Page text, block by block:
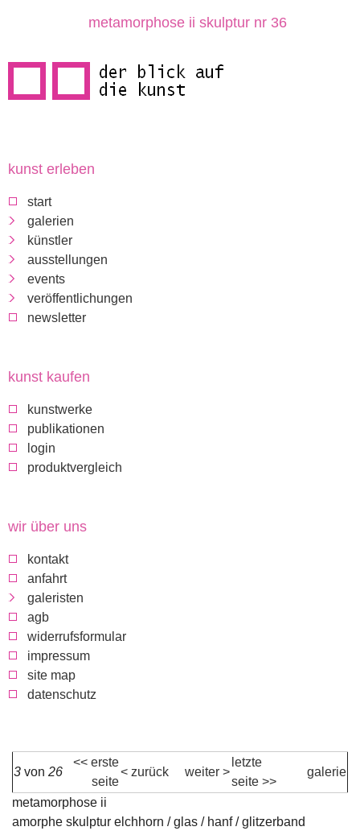
inhalt
metamorphose ii skulptur nr 36
d
e
r
b
i
c
k
u
f
d
i
e
u
n
kunst erleben
start
galerien
künstler
ausstellungen
events
veröffentlichungen
newsletter
kunst kaufen
kunstwerke
publikationen
login
produktvergleich
wir über uns
kontakt
anfahrt
galeristen
agb
widerrufsformular
impressum
site map
datenschutz
3 von 26
<< erste
seite
< zurück weiter >
letzte
seite >>
galerie
metamorphose ii
amorphe skulptur elchhorn / glas / hanf / glitzerband